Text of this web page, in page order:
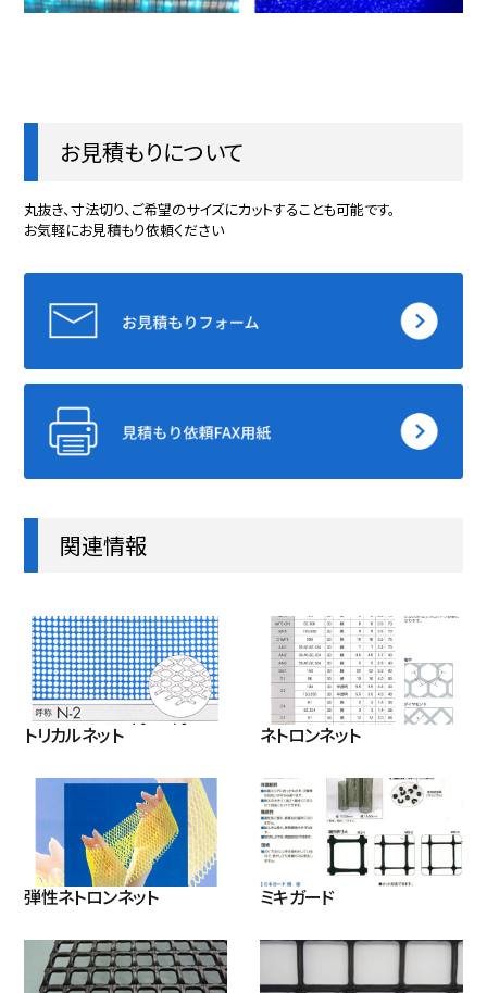
Ｈ１１ 高密度ポリエチレン 93×93
Ｈ１２ 高密度ポリエチレン
ＮＲ１１ 高密度ポリエチレン
NＲ２１
お見積もりについて
丸抜き、寸法切り、ご希望のサイズにカットすることも可能です。
お気軽にお見積もり依頼ください
関連情報
トリカルネット ネトロンネット
弾性ネトロンネット ミキガード